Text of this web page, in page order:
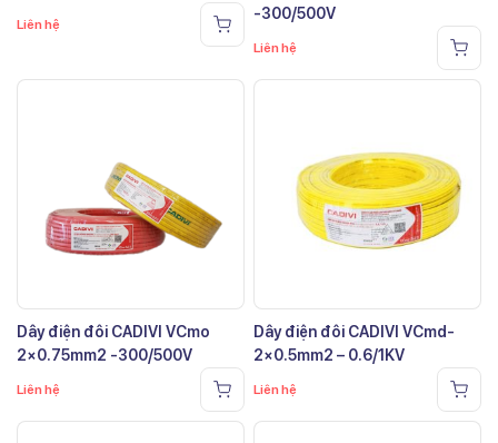
Liên hệ
-300/500V
Liên hệ
Dây điện đôi CADIVI VCmo
2×0.75mm2 -300/500V
Liên hệ
Dây điện đôi CADIVI VCmd-
2×0.5mm2 – 0.6/1KV
Liên hệ